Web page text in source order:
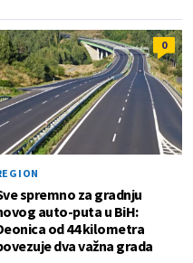
0
spremno za gradnju
auto-puta u BiH:
od 44 kilometra
dva važna grada